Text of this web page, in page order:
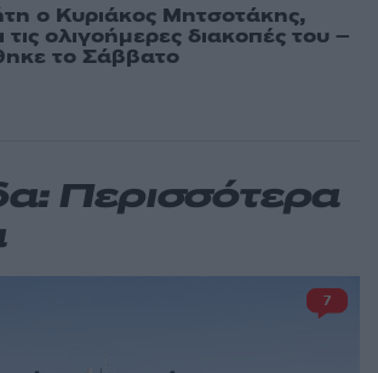
ο Κυριάκος Μητσοτάκης,
τις ολιγοήμερες διακοπές του –
το Σάββατο
Περισσότερα
7